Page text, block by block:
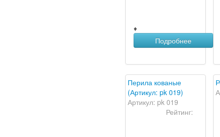
♦
Подробнее
Перила кованые
(Артикул: pk 019)
Артикул: pk 019
Рейтинг: